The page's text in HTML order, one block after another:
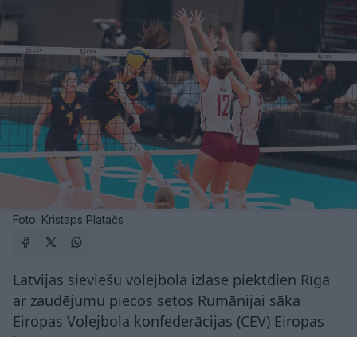
Foto: Kristaps Platačs
Latvijas sieviešu volejbola izlase piektdien Rīgā
ar zaudējumu piecos setos Rumānijai sāka
Eiropas Volejbola konfederācijas (CEV) Eiropas